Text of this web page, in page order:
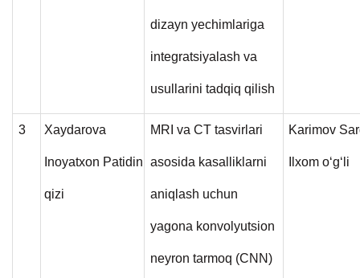
dizayn yechimlariga
integratsiyalash va
usullarini tadqiq qilish
3 Xaydarova
Inoyatxon Patidin
qizi
MRI va CT tasvirlari
asosida kasalliklarni
aniqlash uchun
yagona konvolyutsion
neyron tarmoq (CNN)
Karimov
Ilxom o‘g‘li